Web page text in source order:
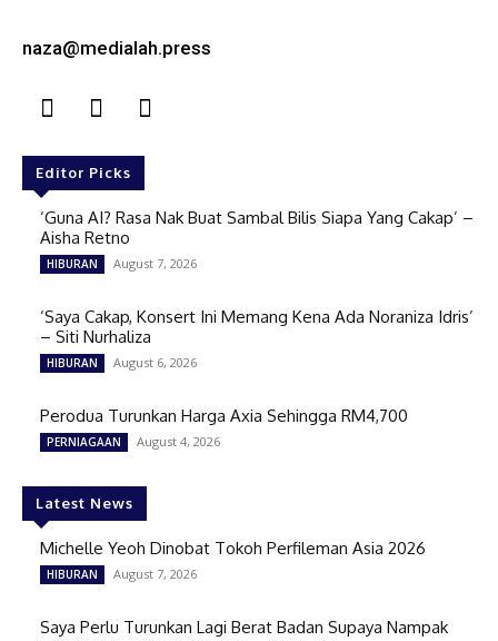
naza@medialah.press
Editor Picks
‘Guna AI? Rasa Nak Buat Sambal Bilis Siapa Yang Cakap’ –
Aisha Retno
HIBURAN August 7, 2026
‘Saya Cakap, Konsert Ini Memang Kena Ada Noraniza Idris’
– Siti Nurhaliza
HIBURAN August 6, 2026
Perodua Turunkan Harga Axia Sehingga RM4,700
PERNIAGAAN August 4, 2026
Latest News
Michelle Yeoh Dinobat Tokoh Perfileman Asia 2026
HIBURAN August 7, 2026
Saya Perlu Turunkan Lagi Berat Badan Supaya Nampak